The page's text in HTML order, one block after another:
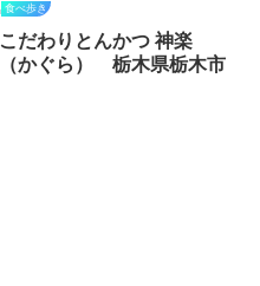
食べ歩き
こだわりとんかつ 神楽
（かぐら） 栃木県栃木市